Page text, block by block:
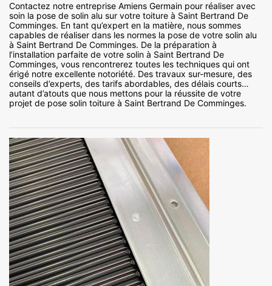
Contactez notre entreprise Amiens Germain pour réaliser avec
soin la pose de solin alu sur votre toiture à Saint Bertrand De
Comminges. En tant qu’expert en la matière, nous sommes
capables de réaliser dans les normes la pose de votre solin alu
à Saint Bertrand De Comminges. De la préparation à
l’installation parfaite de votre solin à Saint Bertrand De
Comminges, vous rencontrerez toutes les techniques qui ont
érigé notre excellente notoriété. Des travaux sur-mesure, des
conseils d’experts, des tarifs abordables, des délais courts…
autant d’atouts que nous mettons pour la réussite de votre
projet de pose solin toiture à Saint Bertrand De Comminges.